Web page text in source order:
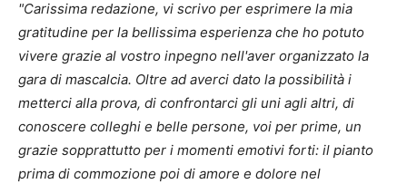
"Carissima redazione, vi scrivo per esprimere la mia
gratitudine per la bellissima esperienza che ho potuto
vivere grazie al vostro inpegno nell'aver organizzato la
gara di mascalcia. Oltre ad averci dato la possibilità i
metterci alla prova, di confrontarci gli uni agli altri, di
conoscere colleghi e belle persone, voi per prime, un
grazie sopprattutto per i momenti emotivi forti: il pianto
prima di commozione poi di amore e dolore nel